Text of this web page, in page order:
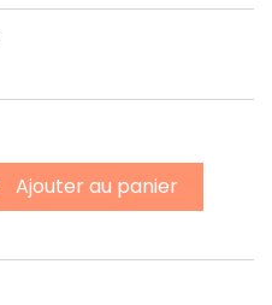
Ajouter au panier